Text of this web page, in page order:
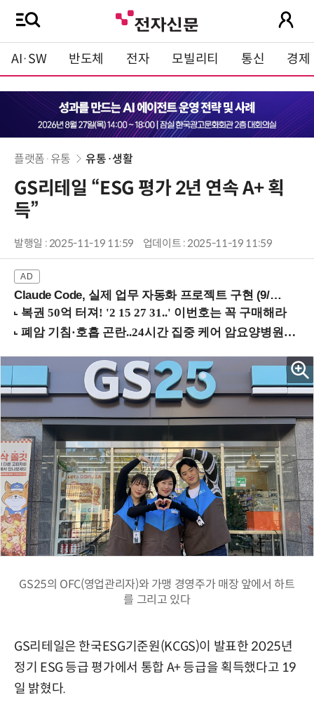
AI·SW 반도체 전자 모빌리티 통신 경제
플랫폼·유통 유통·생활
GS리테일 “ESG 평가 2년 연속 A+ 획
득”
발행일 : 2025-11-19 11:59 업데이트 : 2025-11-19 11:59
Claude Code, 실제 업무 자동화 프로젝트 구현 (9/16 ~17 강남역)
GS25의 OFC(영업관리자)와 가맹 경영주가 매장 앞에서 하트
를 그리고 있다
GS리테일은 한국ESG기준원(KCGS)이 발표한 2025년
정기 ESG 등급 평가에서 통합 A+ 등급을 획득했다고 19
일 밝혔다.